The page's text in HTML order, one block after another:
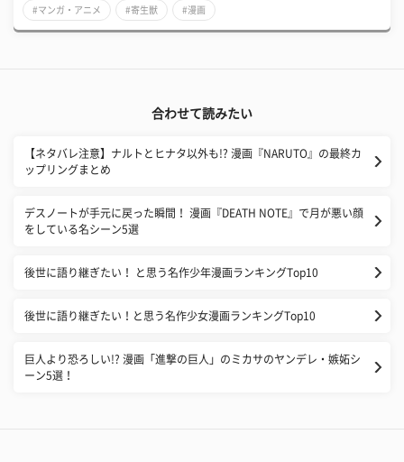
#マンガ・アニメ #寄生獣 #漫画
合わせて読みたい
【ネタバレ注意】ナルトとヒナタ以外も!? 漫画『NARUTO』の最終カ
ップリングまとめ
デスノートが手元に戻った瞬間！ 漫画『DEATH NOTE』で月が悪い顔
をしている名シーン5選
後世に語り継ぎたい！ と思う名作少年漫画ランキングTop10
後世に語り継ぎたい！と思う名作少女漫画ランキングTop10
巨人より恐ろしい!? 漫画「進撃の巨人」のミカサのヤンデレ・嫉妬シ
ーン5選！